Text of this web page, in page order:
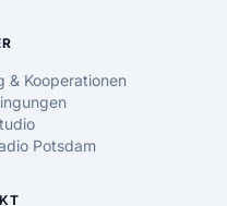
& Kooperationen
Potsdam